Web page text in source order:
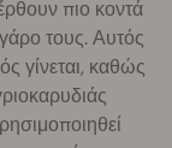
πιο κοντά
τους. Αυτός
γίνεται, καθώς